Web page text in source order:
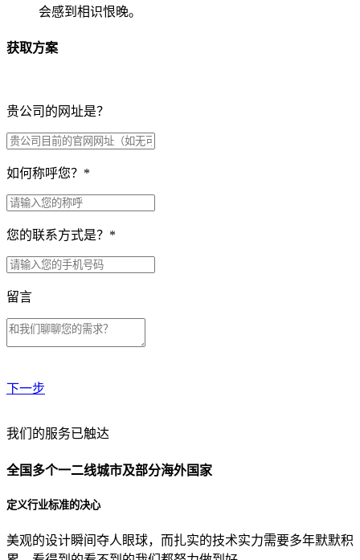
会感到相识恨晚。
获取方案
贵公司的网址是？
如何称呼您？ *
您的联系方式是？ *
留言
下一步
贵公司预算范围是？
贵公司的团队规模是？
我们的服务已触达
全国多个一二线城市及部分海外国家
定义行业标准的决心
美观的设计瞬间夺人眼球，而扎实的技术实力需要多年默默积